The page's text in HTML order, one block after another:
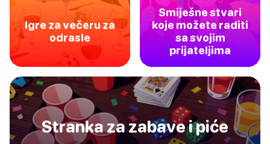
Igre za večeru za
odrasle
Smiješne stvari
koje možete raditi
sa svojim
prijateljima
Stranka za zabave i piće